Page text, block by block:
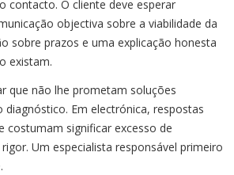
contacto. O cliente deve esperar
objectiva sobre a viabilidade da
sobre prazos e uma explicação honesta
existam.
que não lhe prometam soluções
Em electrónica, respostas
costumam significar excesso de
Um especialista responsável primeiro